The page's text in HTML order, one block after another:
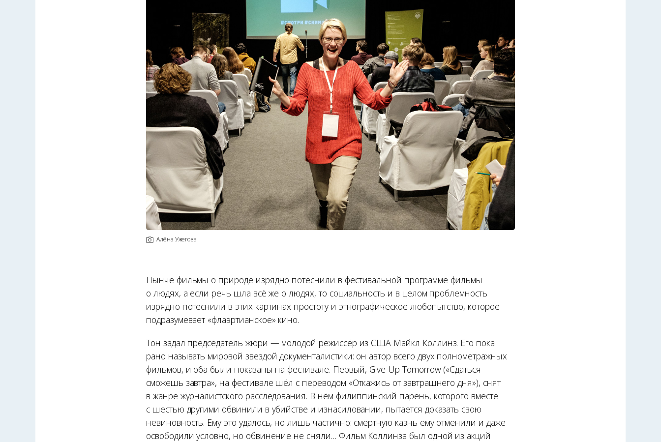
Алёна Ужегова
Нынче фильмы о природе изрядно потеснили в фестивальной программе фильмы
о людях, а если речь шла всё же о людях, то социальность и в целом проблемность
изрядно потеснили в этих картинах простоту и этнографическое любопытство, которое
подразумевает «флаэртианское» кино.
Тон задал председатель жюри — молодой режиссёр из США Майкл Коллинз. Его пока
рано называть мировой звездой документалистики: он автор всего двух полнометражных
фильмов, и оба были показаны на фестивале. Первый, Give Up Tomorrow («Сдаться
сможешь завтра», на фестивале шёл с переводом «Откажись от завтрашнего дня»), снят
в жанре журналистского расследования. В нём филиппинский парень, которого вместе
с шестью другими обвинили в убийстве и изнасиловании, пытается доказать свою
невиновность. Ему это удалось, но лишь частично: смертную казнь ему отменили и даже
освободили условно, но обвинение не сняли… Фильм Коллинза был одной из акций